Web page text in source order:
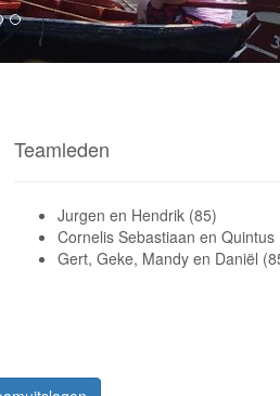
Teamleden
Jurgen en Hendrik (85)
Cornelis Sebastiaan en Quintus
Gert, Geke, Mandy en Daniël